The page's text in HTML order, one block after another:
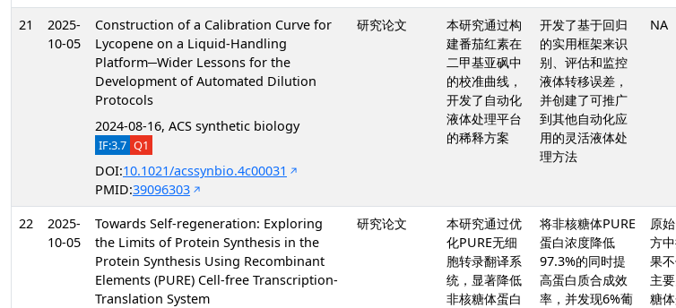
21
2025-
10-05
Construction of a Calibration Curve for
Lycopene on a Liquid-Handling
Platform─Wider Lessons for the
Development of Automated Dilution
Protocols
2024-08-16, ACS synthetic biology
IF:3.7 Q1
DOI:10.1021/acssynbio.4c00031
PMID:39096303
研究论文
本研究通过构
建番茄红素在
二甲基亚砜中
的校准曲线，
开发了自动化
液体处理平台
的稀释方案
开发了基于回归
的实用框架来识
别、评估和监控
液体转移误差，
并创建了可推广
到其他自动化应
用的灵活液体处
理方法
NA
22
2025-
10-05
Towards Self-regeneration: Exploring
the Limits of Protein Synthesis in the
Protein Synthesis Using Recombinant
Elements (PURE) Cell-free Transcription-
Translation System
研究论文
本研究通过优
化PURE无细
胞转录翻译系
统，显著降低
非核糖体蛋白
将非核糖体PURE
蛋白浓度降低
97.3%的同时提
高蛋白质合成效
率，并发现6%葡
原
方
果
主
糖